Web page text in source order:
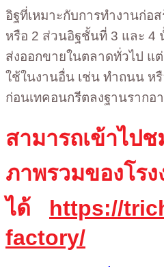
อิฐที่เหมาะกับการทำงานก่อ
หรือ 2 ส่วนอิฐชั้นที่ 3 และ 4
ส่งออกขายในตลาดทั่วไป แ
ใช้ในงานอื่น เช่น ทำถนน ห
ก่อนเทคอนกรีตลงฐานรากอ
สามารถเข้าไป
ภาพรวมของโร
ได้ https://
factory/